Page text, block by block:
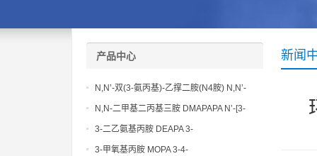
新闻
产品中心
N,N’-双(3-氨丙基)-乙撑二胺(N4胺) N,N’-
Bis(3-aminopropyl)-ethylenediamine CAS
No10563-26-5
N,N-二甲基二丙基三胺 DMAPAPA N’-[3-
(dimethylamino)propyllpropane-1,3-
diamine CAS No10563-29-8
3-二乙氨基丙胺 DEAPA 3-
(Diethylamino)propylamine CAS No 104-
3-甲氧基丙胺 MOPA 3-4-